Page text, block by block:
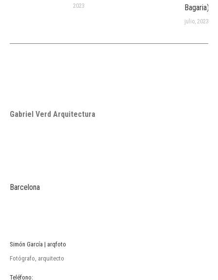
2023
Bagaria)
julio, 2023
Gabriel Verd Arquitectura
Barcelona
Simón García | arqfoto
Fotógrafo, arquitecto
Teléfono: